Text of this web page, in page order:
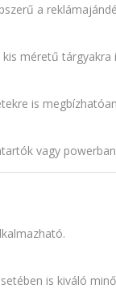
a
kis méretű
is
vagy
is kiváló